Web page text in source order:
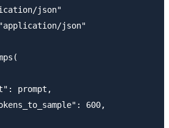
json"
json"
prompt,
600,